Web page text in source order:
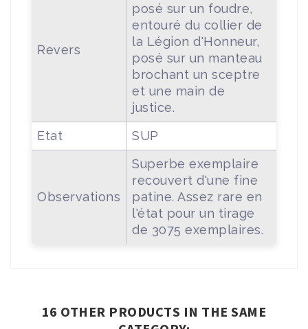
Revers
posé sur un foudre,
entouré du collier de
la Légion d'Honneur,
posé sur un manteau
brochant un sceptre
et une main de
justice.
Etat
SUP
Observations
Superbe exemplaire
recouvert d'une fine
patine. Assez rare en
l'état pour un tirage
de 3075 exemplaires.
16 OTHER PRODUCTS IN THE SAME